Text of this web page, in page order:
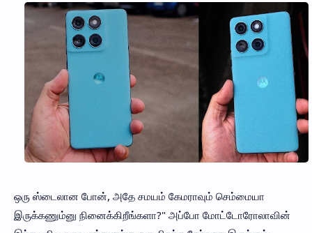
ஒரு ஸ்டைலான போன், அதே சமயம் கேமராவும் செம்மையா
இருக்கணும்னு நினைக்கிறீங்களா?" அப்போ மோட்டோரோலாவின்